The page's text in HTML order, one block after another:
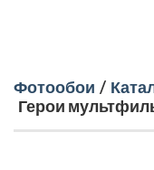
Фотообои /
Герои